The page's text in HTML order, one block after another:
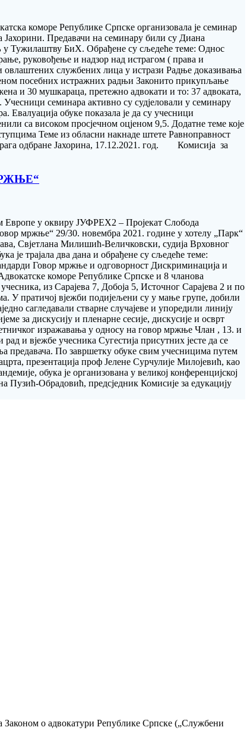
коморе Републике Српске организовала је семинар
Јахорини. Предавачи на семинару били су Диана
Тужилаштву БиХ. Обрађене су сљедеће теме: Однос
руковођење и надзор над истрагом ( права и
службених лица у истрази Радње доказивања
посебних истражних радњи Законито прикупљање
и 30 мушкараца, претежно адвокати и то: 37 адвоката,
семинара активно су судјеловали у семинару
Евалуација обуке показала је да су учесници
са високом просјечном оцјеном 9,5. Додатне теме које
Теме из обласни накнаде штете Равноправност
одбране Јахорина, 17.12.2021. год. Комисија за
Европе у оквиру ЈУФРЕX2 – Пројекат Слобода
мржње“ 29/30. новембра 2021. године у хотелу „Парк“
Свјетлана Милишић-Величковски, судија Врховног
трајала два дана и обрађене су сљедеће теме:
Говор мржње и одговорност Дискриминација и
коморе Републике Српске и 8 чланова
из Сарајева 7, Добоја 5, Источног Сарајева 2 и по
У пратичој вјежби подијељени су у мање групе, добили
сагледавали стварне случајеве и упоредили линију
за дискусију и пленарне сесије, дискусије и осврт
изражавања у односу на говор мржње Члан , 13. и
и вјежбе учесника Сугестија присутних јесте да се
предавача. По завршетку обуке свим учесницима путем
презентација проф Јелене Сурчулије Милојевић, као
обука је организована у великој конференцијској
Обрадовић, предсједник Комисије за едукацију
Законом о адвокатури Републике Српске („Службени